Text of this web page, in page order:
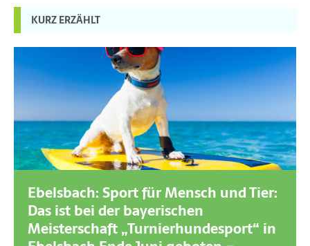
KURZ ERZÄHLT
Ebelsbach: Sport für Mensch und Tier:
Das ist bei der bayerischen
Meisterschaft „Turnierhundesport“ in